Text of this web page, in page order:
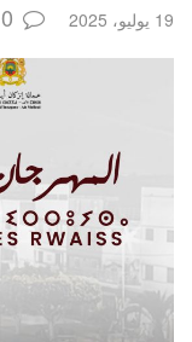
19 يوليو، 2025 0